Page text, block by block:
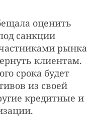
оценить
санкции
рынка
клиентам.
срока будет
из своей
кредитные и